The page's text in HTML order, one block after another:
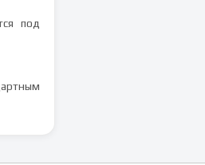
под